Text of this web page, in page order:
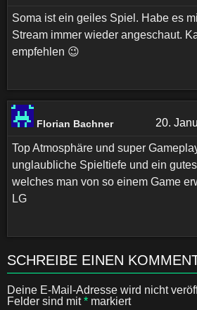
Soma ist ein geiles Spiel. Habe es
Stream immer wieder angeschaut.
empfehlen 😉
Florian Bachner 20.
Top Atmosphäre und super
unglaubliche Spieltiefe und ein
welches man von so einem Game
LG
SCHREIBE EINEN
Deine E-Mail-Adresse wird nicht
Felder sind mit* markiert